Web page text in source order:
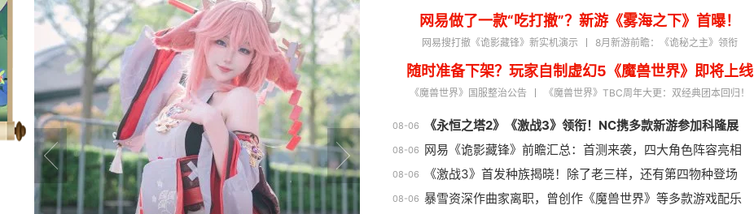
prev next
网易做了一款“吃打撤”？新游《雾海之下》首曝！
网易搜打撤《诡影藏锋》新实机演示 8月新游前瞻：《诡秘之主》领衔
随时准备下架？玩家自制虚幻5《魔兽世界》即将上线
《魔兽世界》国服整治公告 《魔兽世界》TBC周年大更：双经典团本回归！
08-06 《永恒之塔2》《激战3》领衔！NC携多款新游参加科隆展
08-06 网易《诡影藏锋》前瞻汇总：首测来袭，四大角色阵容亮相
08-06 《激战3》首发种族揭晓！除了老三样，还有第四物种登场
08-06 暴雪资深作曲家离职，曾创作《魔兽世界》等多款游戏配乐